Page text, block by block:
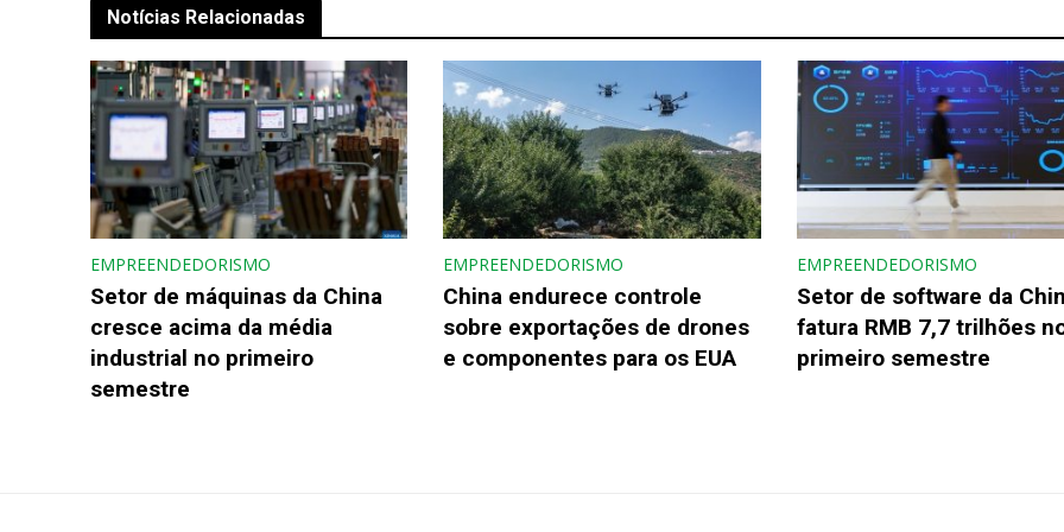
Notícias Relacionadas
EMPREENDEDORISMO
Setor de máquinas da China
cresce acima da média
industrial no primeiro
semestre
EMPREENDEDORISMO
China endurece controle
sobre exportações de drones
e componentes para os EUA
EMPREENDEDORISMO
Setor de software da
fatura RMB 7,7 trilhões
primeiro semestre